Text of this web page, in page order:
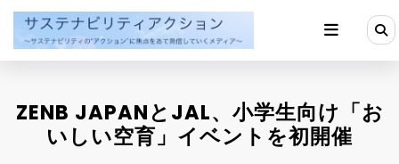
ン
ZENB JAPANとJAL、小学生向け「お
いしい空育」イベントを初開催